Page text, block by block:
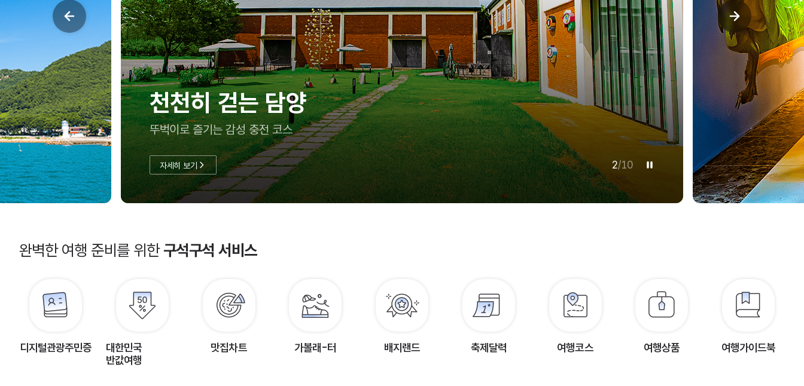
천천히 걷는 담양
뚜벅이로 즐기는 감성 충전 코스
자세히 보기 3/10
완벽한 여행 준비를 위한구석구석 서비스
디지털관광주민증
대한민국
반값여행
맛집차트 가볼래-터 배지랜드 축제달력 여행코스 여행상품 여행가이드북